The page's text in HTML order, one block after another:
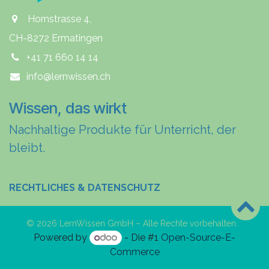
Hornstrasse 4,
CH-8272 Ermatingen
+41 71 660 14 14
info@lernwissen.ch
Wissen, das wirkt
Nachhaltige Produkte für Unterricht, der
bleibt.
RECHTLICHES & DATENSCHUTZ
© 2026 LernWissen GmbH – Alle Rechte vorbehalten.
Powered by - Die #1 Open-Source-E-
Commerce